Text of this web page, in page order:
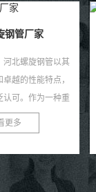
旋钢管
工程建设的坚实后
设的宏大舞台上，
其独特的优势，扮
。作为一种高性
，...
更多